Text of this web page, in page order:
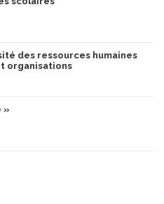
des ressources humaines
organisations
»